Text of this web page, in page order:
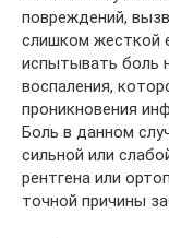
повреждений,
слишком жесткой
испытывать боль
воспаления,
проникновения
Боль в данном
сильной или
рентгена или
точной причины